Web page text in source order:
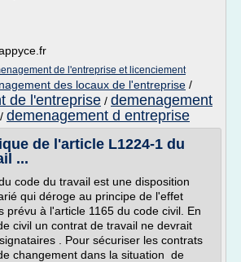
de l'entreprise et licenciement
des locaux de l'entreprise /
de l'entreprise / demenagement
/ demenagement d entreprise
de l'article L1224-1 du
...
code du travail est une disposition
qui déroge au principe de l'effet
prévu à l'article 1165 du code civil. En
civil un contrat de travail ne devrait
. Pour sécuriser les contrats
changement dans la situation de